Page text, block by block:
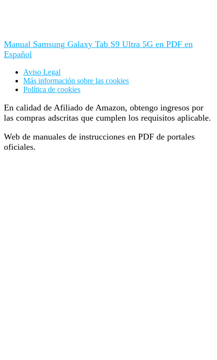
Manual Samsung Galaxy Tab S9 Ultra 5G en PDF en
Español
Aviso Legal
Más información sobre las cookies
Política de cookies
En calidad de Afiliado de Amazon, obtengo ingresos por
las compras adscritas que cumplen los requisitos aplicable.
Web de manuales de instrucciones en PDF de portales
oficiales.